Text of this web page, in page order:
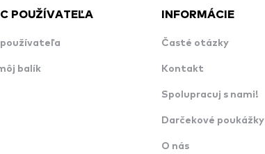
POUŽÍVATEĽA
používateľa
balík
INFORMÁCIE
Časté otázky
Kontakt
Spolupracuj s nami!
Darčekové poukážky
O nás